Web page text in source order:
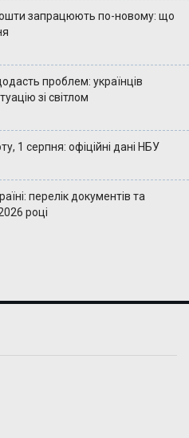
запрацюють по-новому: що
проблем: українців
зі світлом
1 серпня: офіційні дані НБУ
перелік документів та
році